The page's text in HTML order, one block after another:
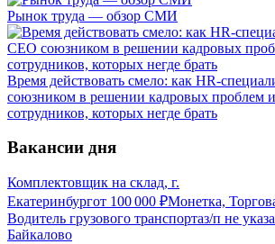
Рынок труда — обзор СМИ
Время действовать смело: как HR-
союзником в решении кадровых проблем и
сотрудников, которых негде брать
Вакансии дня
Комплектовщик на склад, г.
Екатеринбургот 100 000 ₽Монетка,
Водитель грузового транспортаз/п не
Байкалово